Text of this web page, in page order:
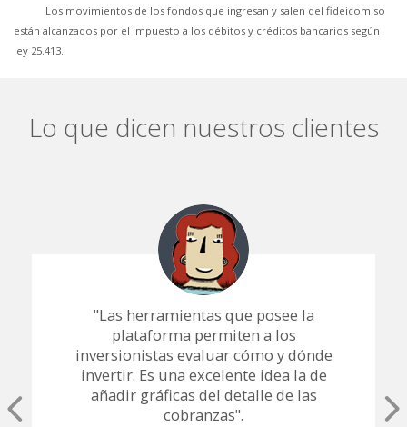
Los movimientos de los fondos que ingresan y salen del fideicomiso
están alcanzados por el impuesto a los débitos y créditos bancarios según
ley 25.413.
Lo que dicen nuestros clientes
"Las herramientas que posee la
plataforma permiten a los
inversionistas evaluar cómo y dónde
invertir. Es una excelente idea la de
añadir gráficas del detalle de las
cobranzas".